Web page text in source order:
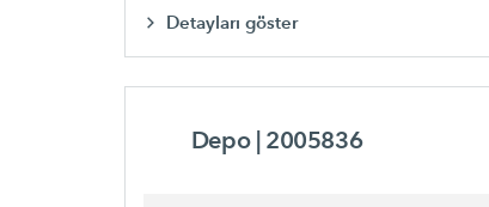
Detayları göster
Depo | 2005836